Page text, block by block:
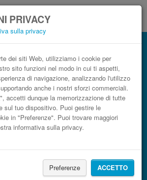
PRIVACY
sulla privacy
dei siti Web, utilizziamo i cookie per
sito funzioni nel modo in cui ti aspetti,
di navigazione, analizzando l'utilizzo
anche i nostri sforzi commerciali.
accetti dunque la memorizzazione di tutte
sul tuo dispositivo. Puoi gestire le
in "Preferenze". Puoi trovare maggiori
informativa sulla privacy.
Preferenze ACCETTO
Germania Dordrecht
low cost
del pullman più economico
CERCA LE CORSE